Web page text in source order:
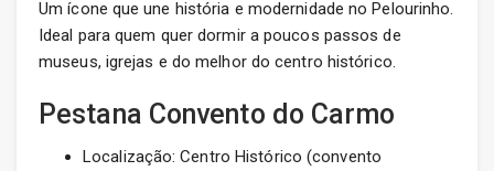
Um ícone que une história e modernidade no Pelourinho.
Ideal para quem quer dormir a poucos passos de
museus, igrejas e do melhor do centro histórico.
Pestana Convento do Carmo
Localização: Centro Histórico (convento